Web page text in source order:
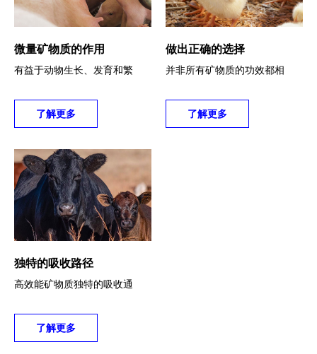
微量矿物质的作用
有益于动物生长、发育和繁
了解更多
做出正确的选择
并非所有矿物质的功效都相
了解更多
独特的吸收路径
高效能矿物质独特的吸收通
了解更多